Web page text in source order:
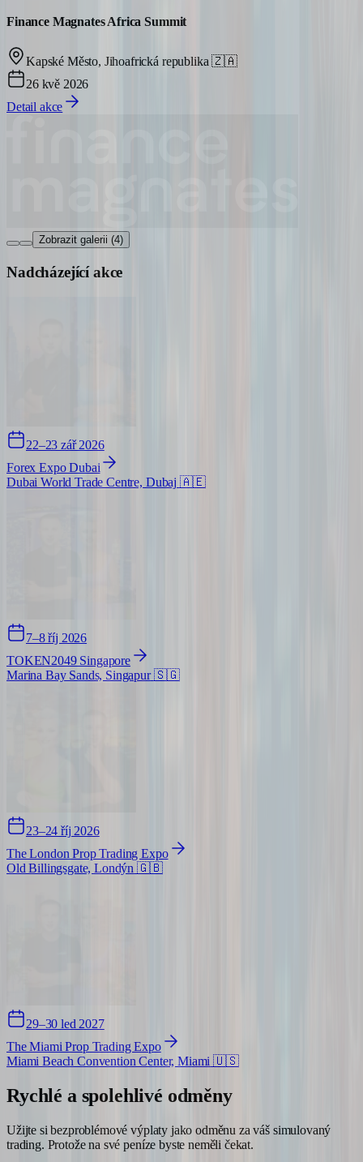
Finance Magnates Africa Summit
Kapské Město, Jihoafrická republika 🇿🇦
26 kvě 2026
Detail akce
Zobrazit galerii (4)
Nadcházející akce
22–23 zář 2026
Forex Expo Dubai
Dubai World Trade Centre, Dubaj 🇦🇪
7–8 říj 2026
TOKEN2049 Singapore
Marina Bay Sands, Singapur 🇸🇬
23–24 říj 2026
The London Prop Trading Expo
Old Billingsgate, Londýn 🇬🇧
29–30 led 2027
The Miami Prop Trading Expo
Miami Beach Convention Center, Miami 🇺🇸
Rychlé a spolehlivé odměny
Užijte si bezproblémové výplaty jako odměnu za váš simulovaný
trading. Protože na své peníze byste neměli čekat.